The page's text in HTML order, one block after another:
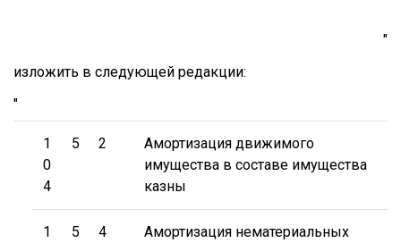
"
изложить в следующей редакции:
"
1
0
4
5 2
Амортизация движимого
имущества в составе имущества
казны
1
5 4
Амортизация нематериальных